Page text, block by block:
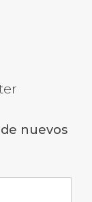
nuevos